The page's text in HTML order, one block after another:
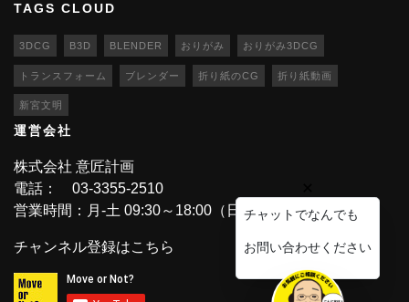
チャットでなんでも
お問い合わせください
TAGS CLOUD
3DCG B3D BLENDER おりがみ おりがみ3DCG
トランスフォーム ブレンダー 折り紙のCG 折り紙動画
新宮文明
運営会社
株式会社 意匠計画
電話： 03-3355-2510
営業時間：月-土 09:30～18:00（日・祝休業）
チャンネル登録はこちら